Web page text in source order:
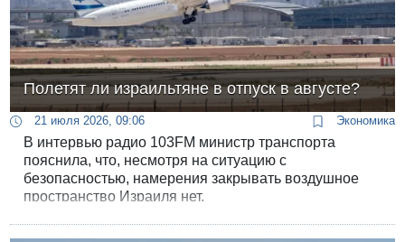
Полетят ли израильтяне в отпуск в августе?
21 июля 2026, 09:06 Экономика
В интервью радио 103FM министр транспорта
пояснила, что, несмотря на ситуацию с
безопасностью, намерения закрывать воздушное
пространство Израиля нет.